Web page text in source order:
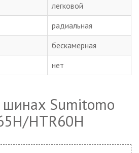
легковой
радиальная
бескамерная
нет
Sumitomo
HTR60H